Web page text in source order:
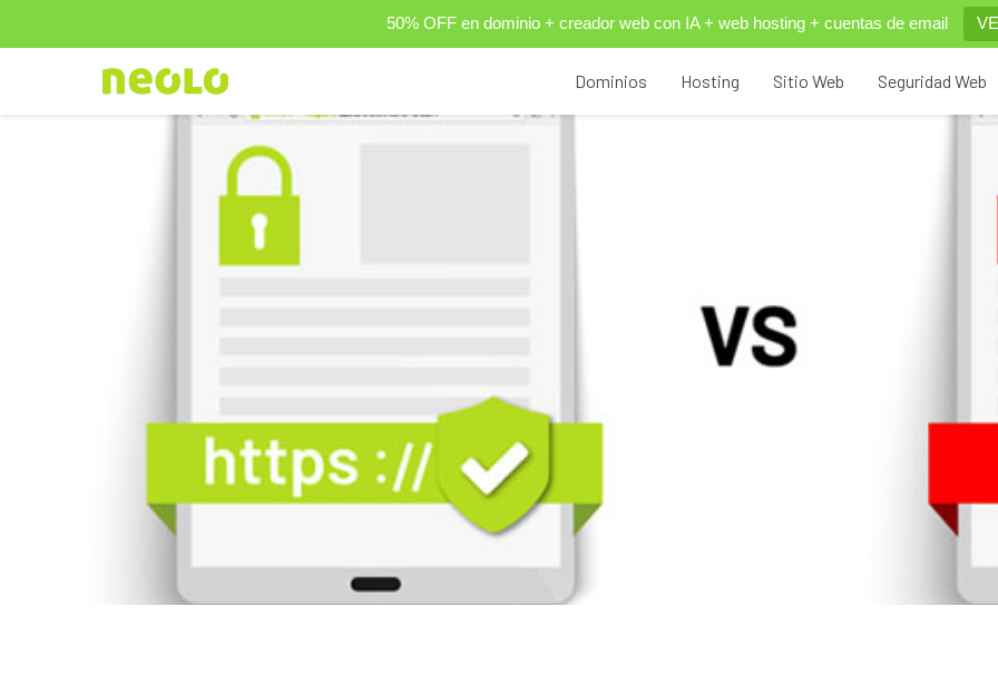
50% OFF en dominio + creador web con IA + web hosting + cuentas de email
Dominios Hosting Sitio Web Seguridad Web